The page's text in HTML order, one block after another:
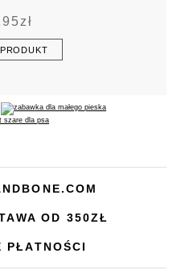
zł
OD 350ZŁ
PŁATNOŚCI